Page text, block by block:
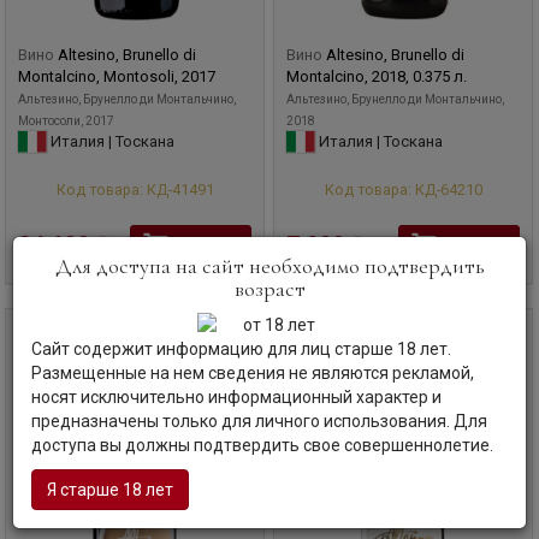
Altesi и Rosso di Altesino. Элегантность, утонченность и
фруктовый, богатый стиль — фирменные характеристики
Altesino, которые помогли ему завоевать репутацию
одного из лучших производителей брунелло.
Вино Altesino, Brunello di
Montalcino, Montosoli, 2017
Альтезино, Брунелло ди Монтальчино,
Монтосоли, 2017
Италия | Тоскана
Код товара: КД-41491
24 600 руб
Вино Altesino, Brunello di
Montalcino, 2018, 0.375 л.
Альтезино, Брунелло ди Монтальчино,
2018
Италия | Тоскана
Код товара: КД-64210
7 280 руб
0,75 л
Для доступа на сайт необходимо подтвердить
возраст
Сайт содержит информацию для лиц старше 18 лет.
Размещенные на нем сведения не являются рекламой,
носят исключительно информационный характер и
предназначены только для личного использования. Для
доступа вы должны подтвердить свое совершеннолетие.
Я старше 18 лет